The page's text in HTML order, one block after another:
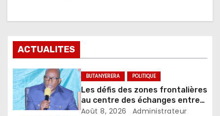
ACTUALITES
BUTANYERERA POLITIQUE
Les défis des zones frontalières
au centre des échanges entre
le gouverneur et les autorités
Août 8, 2026 Administrateur